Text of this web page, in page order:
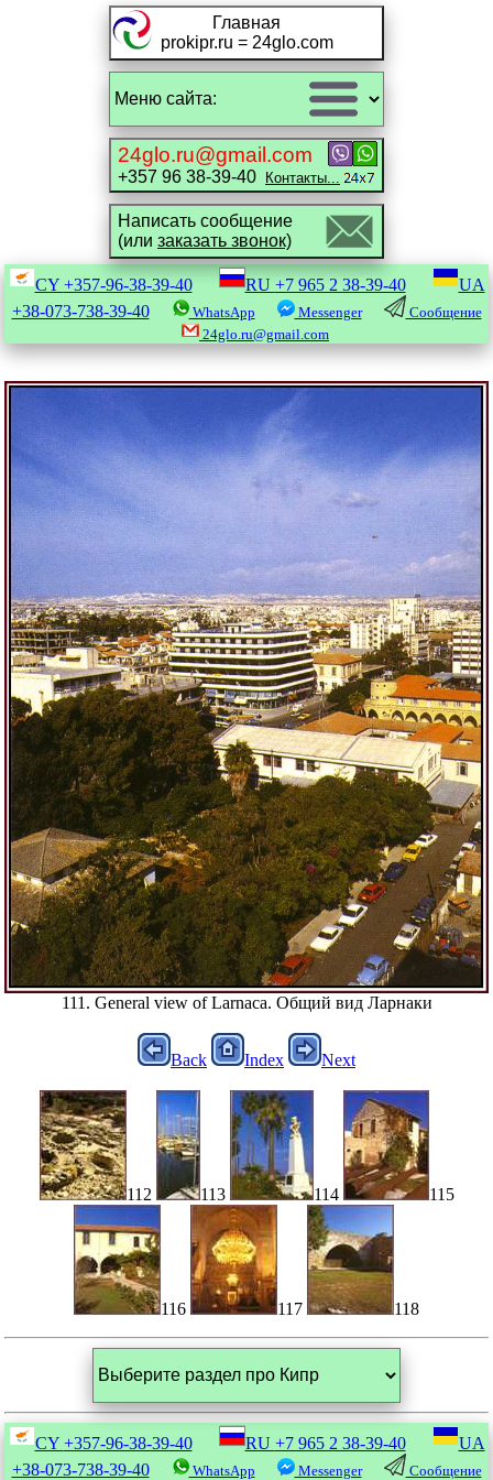
Главная
prokipr.ru = 24glo.com
24glo.ru@gmail.com
+357 96 38-39-40 Контакты...
Написать сообщение
(или заказать звонок)
CY +357-96-38-39-40 RU +7 965 2 38-39-40
UA
+38-073-738-39-40
WhatsApp Messenger
Сообщение
24glo.ru@gmail.com
111. General view of Larnaca. Общий вид Ларнаки
Back Index Next
112 113 114 115
116 117 118
CY +357-96-38-39-40 RU +7 965 2 38-39-40
UA
+38-073-738-39-40
WhatsApp Messenger Сообщение